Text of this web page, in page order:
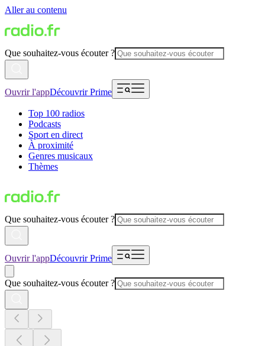
Aller au contenu
Que souhaitez-vous écouter ?
Ouvrir l'appDécouvrir Prime
Top 100 radios
Podcasts
Sport en direct
À proximité
Genres musicaux
Thèmes
Que souhaitez-vous écouter ?
Ouvrir l'appDécouvrir Prime
Que souhaitez-vous écouter ?